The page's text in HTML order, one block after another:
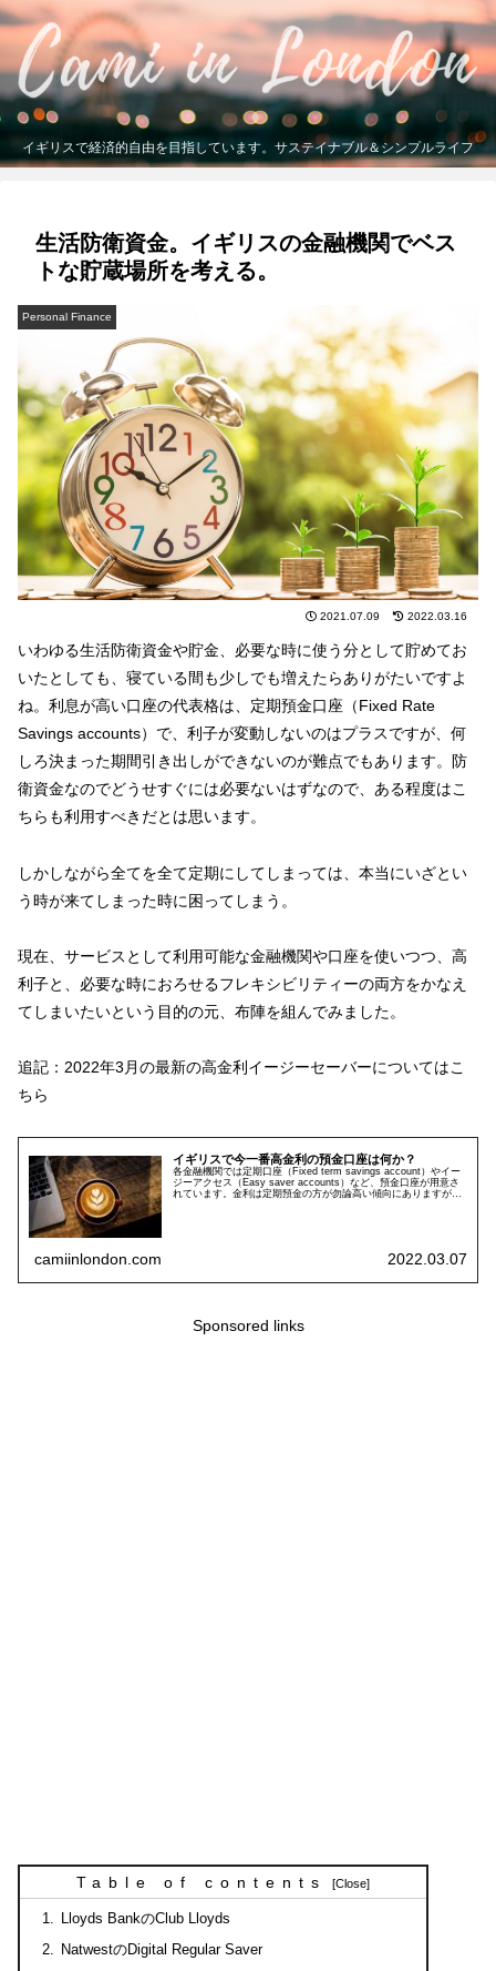
イギリスで経済的自由を目指しています。サステイナブル＆シンプルライフ
生活防衛資金。イギリスの金融機関でベス
トな貯蔵場所を考える。
Personal Finance
2021.07.09 2022.03.16
いわゆる生活防衛資金や貯金、必要な時に使う分として貯めてお
いたとしても、寝ている間も少しでも増えたらありがたいですよ
ね。利息が高い口座の代表格は、定期預金口座（Fixed Rate
Savings accounts）で、利子が変動しないのはプラスですが、何
しろ決まった期間引き出しができないのが難点でもあります。防
衛資金なのでどうせすぐには必要ないはずなので、ある程度はこ
ちらも利用すべきだとは思います。
しかしながら全てを全て定期にしてしまっては、本当にいざとい
う時が来てしまった時に困ってしまう。
現在、サービスとして利用可能な金融機関や口座を使いつつ、高
利子と、必要な時におろせるフレキシビリティーの両方をかなえ
てしまいたいという目的の元、布陣を組んでみました。
追記：2022年3月の最新の高金利イージーセーバーについてはこ
ちら
イギリスで今一番高金利の預金口座は何か？
各金融機関では定期口座（Fixed term savings account）やイー
ジーアクセス（Easy saver accounts）など、預金口座が用意さ
れています。金利は定期預金の方が勿論高い傾向にありますが、
camiinlondon.com 2022.03.07
Sponsored links
Table of contents
Lloyds BankのClub Lloyds
NatwestのDigital Regular Saver